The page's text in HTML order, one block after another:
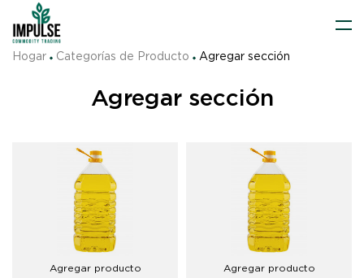
Hogar Categorías de Producto Agregar sección
Agregar sección
Agregar producto Agregar producto